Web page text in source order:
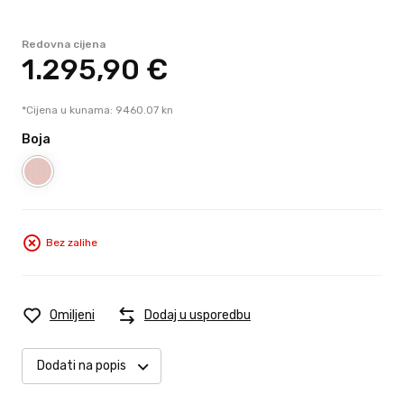
Redovna cijena
1.295,90 €
*Cijena u kunama: 9460.07 kn
Boja
Bez zalihe
Omiljeni Dodaj u usporedbu
Dodati na popis